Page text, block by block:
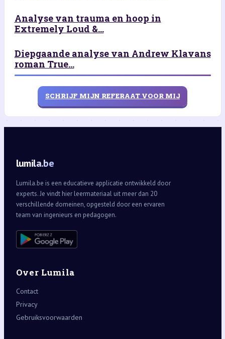
Analyse van trauma en hoop in
Extremely Loud &...
Diepgaande analyse van Andrew Klavans
roman True...
SCHRIJF MIJN REFERAAT VOOR MIJ
lumila.be
Lumila.be is een educatieve applicatie ontwikkeld door
experts. Je vindt hier leermateriaal uit meer dan 20
verschillende domeinen, opgesteld door een ervaren
team van ingenieurs en pedagogen.
Over Lumila
Contact
Privacy
Gebruiksvoorwaarden